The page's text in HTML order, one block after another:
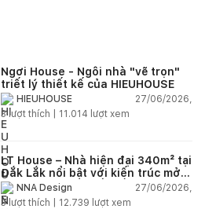
Ngơi House - Ngôi nhà "vẽ trọn"
triết lý thiết kế của HIEUHOUSE
HIEUHOUSE
27/06/2026,
3lượt thích | 11.014 lượt xem
LT House – Nhà hiện đại 340m² tại
Đắk Lắk nổi bật với kiến trúc mở
và hệ sân vườn kết nối thiên
nhiên
NNA Design
27/06/2026,
3lượt thích | 12.739 lượt xem